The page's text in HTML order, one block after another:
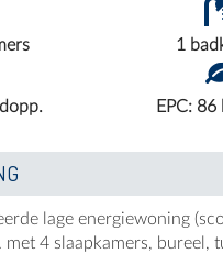
1
EPC:
lage energiewoning
met 4 slaapkamers, bureel,